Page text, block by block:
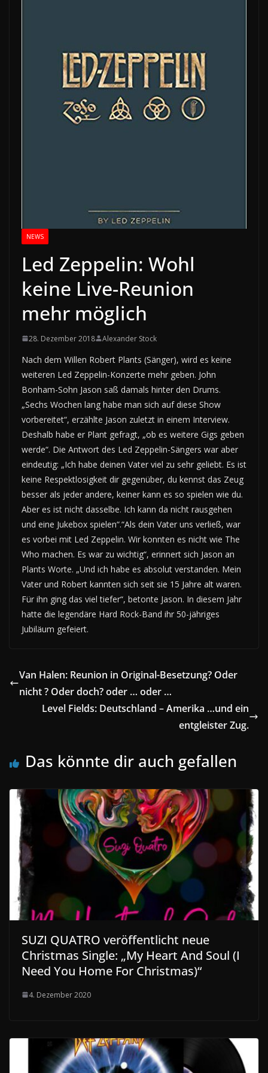
NEWS
Led Zeppelin: Wohl
keine Live-Reunion
mehr möglich
28. Dezember 2018 Alexander Stock
Nach dem Willen Robert Plants (Sänger), wird es keine
weiteren Led Zeppelin-Konzerte mehr geben. John
Bonham-Sohn Jason saß damals hinter den Drums.
„Sechs Wochen lang habe man sich auf diese Show
vorbereitet“, erzählte Jason zuletzt in einem Interview.
Deshalb habe er Plant gefragt, „ob es weitere Gigs geben
werde“. Die Antwort des Led Zeppelin-Sängers war aber
eindeutig: „Ich habe deinen Vater viel zu sehr geliebt. Es ist
keine Respektlosigkeit dir gegenüber, du kennst das Zeug
besser als jeder andere, keiner kann es so spielen wie du.
Aber es ist nicht dasselbe. Ich kann da nicht rausgehen
und eine Jukebox spielen“.“Als dein Vater uns verließ, war
es vorbei mit Led Zeppelin. Wir konnten es nicht wie The
Who machen. Es war zu wichtig“, erinnert sich Jason an
Plants Worte. „Und ich habe es absolut verstanden. Mein
Vater und Robert kannten sich seit sie 15 Jahre alt waren.
Für ihn ging das viel tiefer“, betonte Jason. In diesem Jahr
hatte die legendäre Hard Rock-Band ihr 50-jähriges
Jubiläum gefeiert.
Van Halen: Reunion in Original-Besetzung? Oder
nicht ? Oder doch? oder … oder …
Level Fields: Deutschland – Amerika …und ein
entgleister Zug.
Das könnte dir auch gefallen
SUZI QUATRO veröffentlicht neue
Christmas Single: „My Heart And Soul (I
Need You Home For Christmas)“
4. Dezember 2020